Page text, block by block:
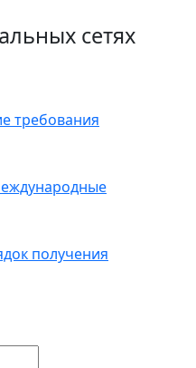
сетях
требования
получения